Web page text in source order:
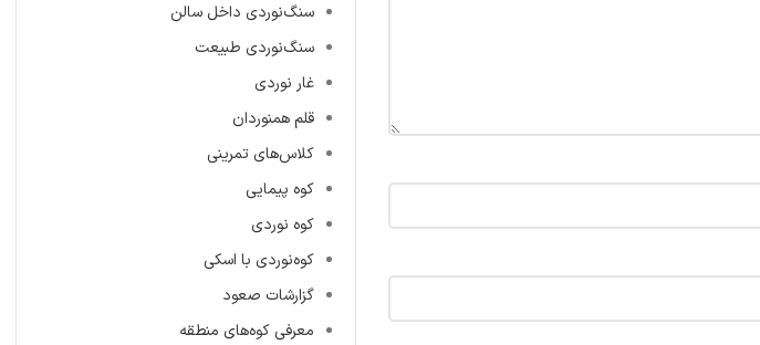
سنگ‌نوردی داخل سالن
سنگ‌نوردی طبیعت
غار نوردی
قلم همنوردان
کلاس‌های تمرینی
کوه پیمایی
کوه نوردی
کوه‌نوردی با اسکی
گزارشات صعود
معرفی کوه‌های منطقه